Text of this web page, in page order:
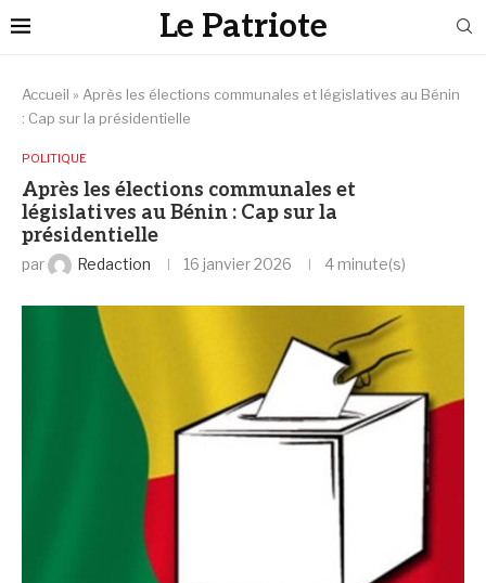
Le Patriote
Accueil » Après les élections communales et législatives au Bénin
: Cap sur la présidentielle
POLITIQUE
Après les élections communales et
législatives au Bénin : Cap sur la
présidentielle
par Redaction 16 janvier 2026 4 minute(s)